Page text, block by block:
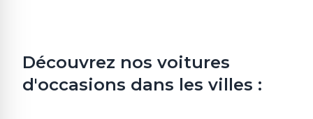
Découvrez nos voitures
d'occasions dans les villes :